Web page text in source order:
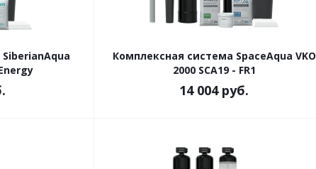
Комплексная система SpaceAqua VKO
2000 SCA19 - FR1
14 004руб.